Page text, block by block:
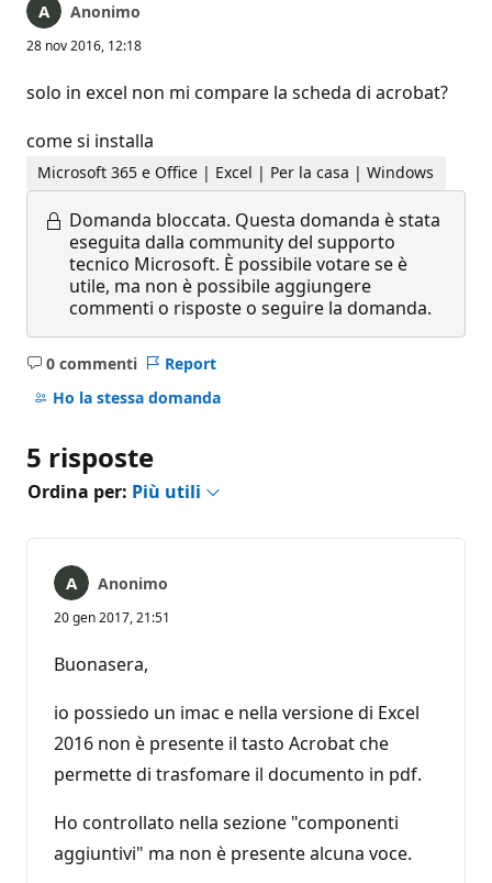
Anonimo
28 nov 2016, 12:18
solo in excel non mi compare la scheda di acrobat?
come si installa
Microsoft 365 e Office | Excel | Per la casa | Windows
Domanda bloccata. Questa domanda è stata
eseguita dalla community del supporto
tecnico Microsoft. È possibile votare se è
utile, ma non è possibile aggiungere
commenti o risposte o seguire la domanda.
0 commenti
Nessun
commento
Report
Ho la stessa domanda
5 risposte
Ordina per: Più utili
Anonimo
20 gen 2017, 21:51
Buonasera,
io possiedo un imac e nella versione di Excel
2016 non è presente il tasto Acrobat che
permette di trasfomare il documento in pdf.
Ho controllato nella sezione "componenti
aggiuntivi" ma non è presente alcuna voce.